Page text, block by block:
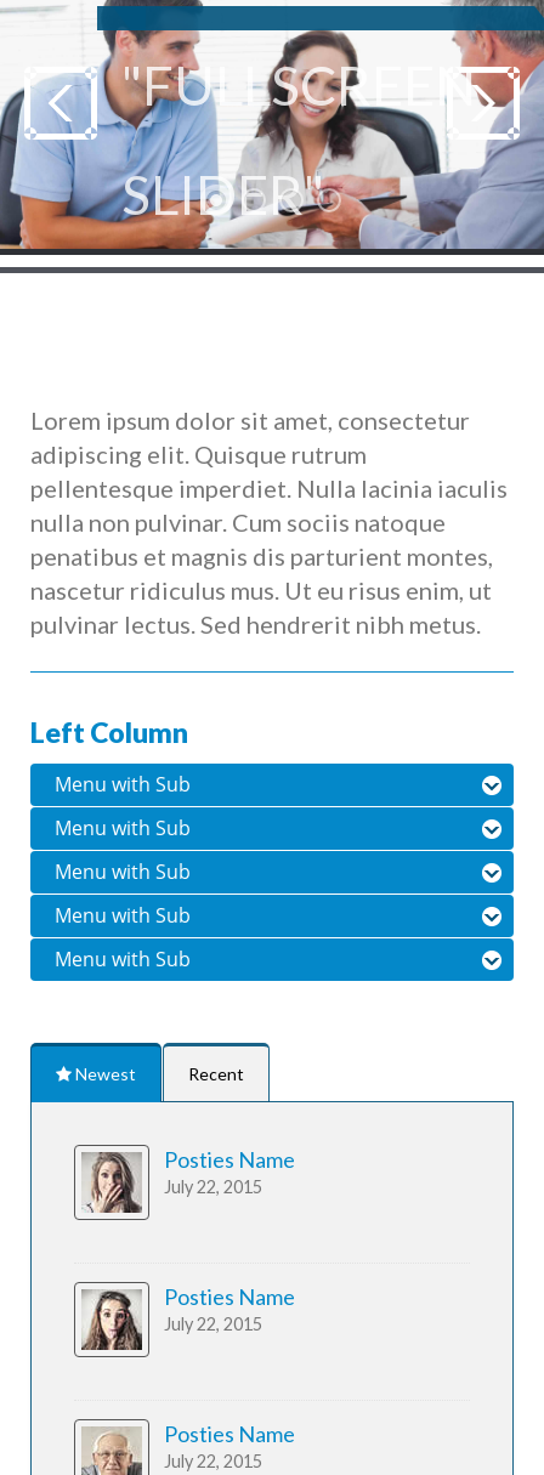
"FULLSCREEN
SLIDER"
- Display As Many Images As You Like
Lorem ipsum dolor sit amet, consectetur
adipiscing elit. Quisque rutrum
pellentesque imperdiet. Nulla lacinia iaculis
nulla non pulvinar. Cum sociis natoque
penatibus et magnis dis parturient montes,
nascetur ridiculus mus. Ut eu risus enim, ut
pulvinar lectus. Sed hendrerit nibh metus.
Left Column
Menu with Sub
Menu with Sub
Menu with Sub
Menu with Sub
Menu with Sub
Newest Recent
Posties Name
July 22, 2015
Posties Name
July 22, 2015
Posties Name
July 22, 2015